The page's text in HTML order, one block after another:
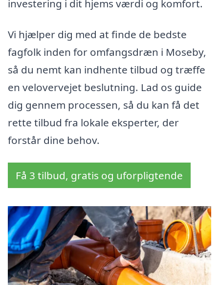
investering i dit hjems værdi og komfort.
Vi hjælper dig med at finde de bedste
fagfolk inden for omfangsdræn i Moseby,
så du nemt kan indhente tilbud og træffe
en velovervejet beslutning. Lad os guide
dig gennem processen, så du kan få det
rette tilbud fra lokale eksperter, der
forstår dine behov.
Få 3 tilbud, gratis og uforpligtende